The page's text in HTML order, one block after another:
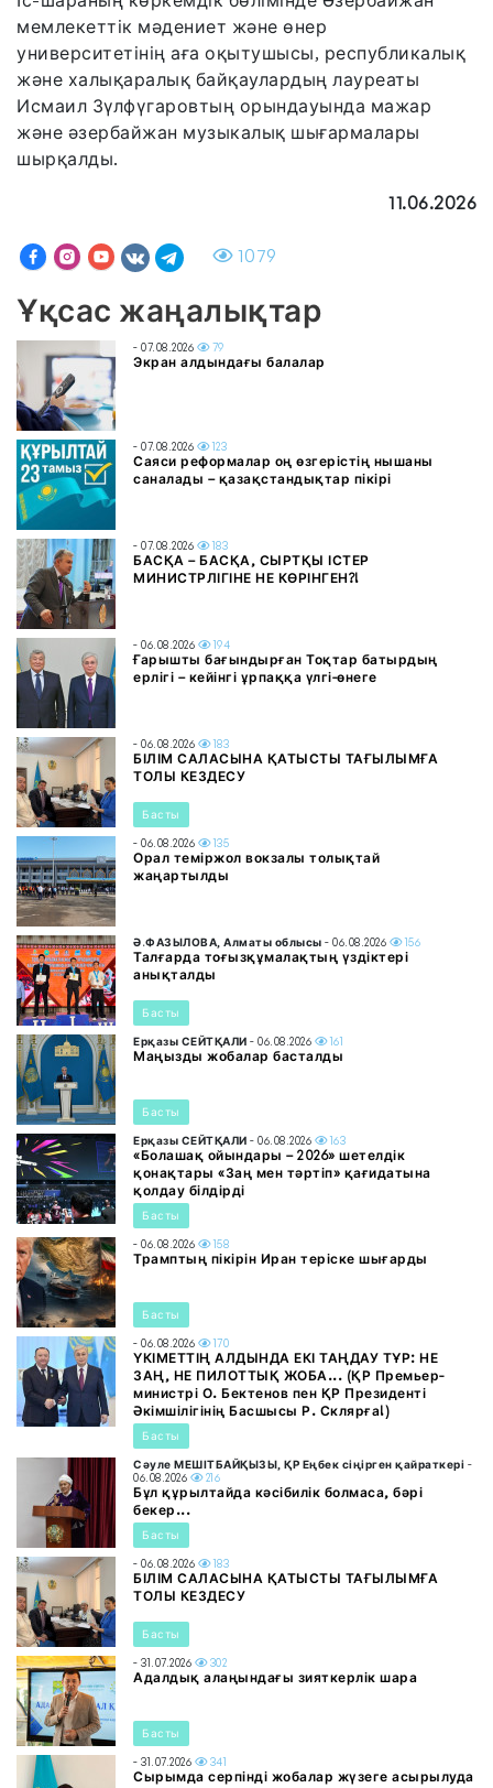
мемлекеттік мәдениет және өнер
университетінің аға оқытушысы, республикалық
және халықаралық байқаулардың лауреаты
Исмаил Зүлфүгаровтың орындауында мажар
және әзербайжан музыкалық шығармалары
шырқалды.
11.06.2026
1079
Ұқсас жаңалықтар
- 07.08.2026 79
Экран алдындағы балалар
- 07.08.2026 123
Саяси реформалар оң өзгерістің нышаны
саналады – қазақстандықтар пікірі
- 07.08.2026 183
БАСҚА – БАСҚА, СЫРТҚЫ ІСТЕР
МИНИСТРЛІГІНЕ НЕ КӨРІНГЕН?!
- 06.08.2026 194
Ғарышты бағындырған Тоқтар батырдың
ерлігі – кейінгі ұрпаққа үлгі-өнеге
- 06.08.2026 183
БІЛІМ САЛАСЫНА ҚАТЫСТЫ ТАҒЫЛЫМҒА
ТОЛЫ КЕЗДЕСУ
Басты
- 06.08.2026 135
Орал теміржол вокзалы толықтай
жаңартылды
Ә.ФАЗЫЛОВА, Алматы облысы - 06.08.2026 156
Талғарда тоғызқұмалақтың үздіктері
анықталды
Басты
Ерқазы СЕЙТҚАЛИ - 06.08.2026 161
Маңызды жобалар басталды
Басты
Ерқазы СЕЙТҚАЛИ - 06.08.2026 163
«Болашақ ойындары – 2026» шетелдік
қонақтары «Заң мен тәртіп» қағидатына
қолдау білдірді
Басты
- 06.08.2026 158
Трамптың пікірін Иран теріске шығарды
Басты
- 06.08.2026 170
ҮКІМЕТТІҢ АЛДЫНДА ЕКІ ТАҢДАУ ТҰР: НЕ
ЗАҢ, НЕ ПИЛОТТЫҚ ЖОБА... (ҚР Премьер-
министрі О. Бектенов пен ҚР Президенті
Әкімшілігінің Басшысы Р. Склярға!)
Басты
Сәуле МЕШІТБАЙҚЫЗЫ, ҚР Еңбек сіңірген қайраткері -
06.08.2026
216
Бұл құрылтайда кәсібилік болмаса, бәрі
бекер...
Басты
- 06.08.2026 183
БІЛІМ САЛАСЫНА ҚАТЫСТЫ ТАҒЫЛЫМҒА
ТОЛЫ КЕЗДЕСУ
Басты
- 31.07.2026 302
Адалдық алаңындағы зияткерлік шара
Басты
- 31.07.2026 341
Сырымда серпінді жобалар жүзеге асырылуда